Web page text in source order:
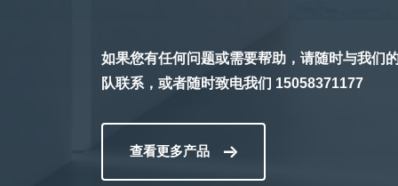
如果您有任何问题或需要帮助，请随时与我们
队联系，或者随时致电我们 15058371177
查看更多产品